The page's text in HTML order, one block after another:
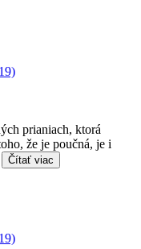
prianiach, ktorá
že je poučná, je i
Čítať viac